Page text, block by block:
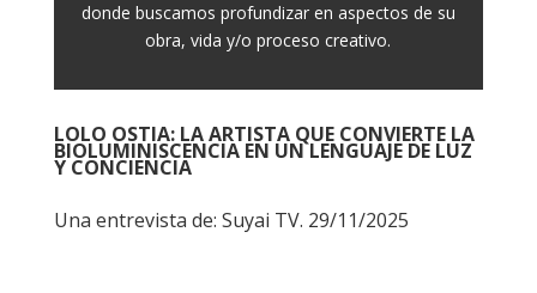
donde buscamos profundizar en aspectos de su
obra, vida y/o proceso creativo.
LOLO OSTIA: LA ARTISTA QUE CONVIERTE LA
BIOLUMINISCENCIA EN UN LENGUAJE DE LUZ
Y CONCIENCIA
Una entrevista de: Suyai TV. 29/11/2025